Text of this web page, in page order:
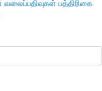
வலைப்பதிவுகள் பத்திரிகை